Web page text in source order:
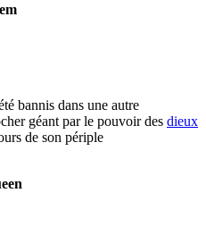
bannis dans une autre
géant par le pouvoir des dieux
de son périple